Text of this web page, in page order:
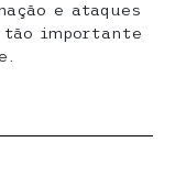
e ataques
tão importante